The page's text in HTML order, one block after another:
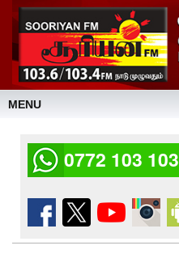
MENU
0772 103 103